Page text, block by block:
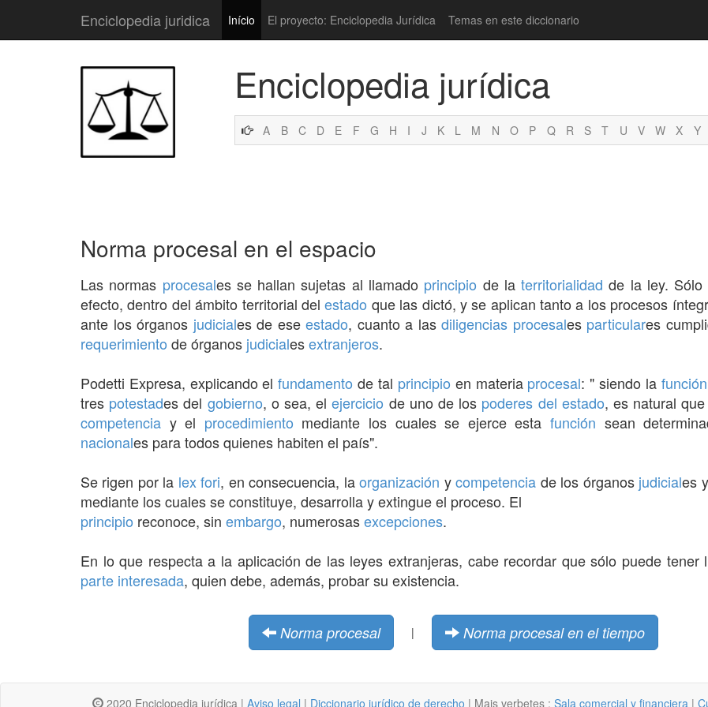
Enciclopedia juridica Início El proyecto: Enciclopedia Jurídica Temas en este diccionario
Enciclopedia jurídica
A B C D E F G H I J K L M N O P Q R S T U V W X Y
Norma procesal en el espacio
Las normas procesales se hallan sujetas al llamado principio de laterritorialidad de la ley. Sólo
efecto, dentro del ámbito territorial delestado que las dictó, y se aplican tanto a los procesos
ante los órganos judiciales de ese estado, cuanto a las diligencias procesales particulares
requerimiento de órganos judicialesextranjeros.
Podetti Expresa, explicando elfundamento de tal principio en materia procesal: " siendo la
tres potestades del gobierno, o sea, elejercicio de uno de los poderes del estado, es natural
competencia y el procedimiento mediante los cuales se ejerce estafunción sean
nacionales para todos quienes habiten el país".
Se rigen por la lex fori, en consecuencia, laorganización ycompetencia de los órganos judiciales
mediante los cuales se constituye, desarrolla y extingue el proceso. El
principio reconoce, sin embargo, numerosasexcepciones.
En lo que respecta a la aplicación de las leyes extranjeras, cabe recordar que sólo puede
parte interesada, quien debe, además, probar su existencia.
Norma procesal | Norma procesal en el tiempo
2020 Enciclopedia jurídica | Aviso legal | Diccionario jurídico de derecho | Mais verbetes : Sala comercial y financiera |